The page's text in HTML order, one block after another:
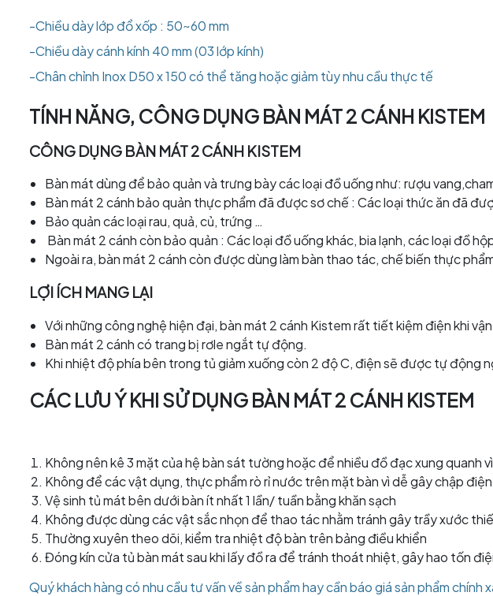
-Chiều dày lớp đổ xốp : 50~60 mm
-Chiều dày cánh kính 40 mm (03 lớp kính)
-Chân chỉnh Inox D50 x 150 có thể tăng hoặc giảm tùy nhu cầu thực tế
TÍNH NĂNG, CÔNG DỤNG BÀN MÁT 2 CÁNH KISTEM
CÔNG DỤNG BÀN MÁT 2 CÁNH KISTEM
Bàn mát dùng để bảo quản và trưng bày các loại đồ uống như: rượu
Bàn mát 2 cánh bảo quản thực phẩm đã được sơ chế : Các loại thức ăn đã
Bảo quản các loại rau, quả, củ, trứng …
Bàn mát 2 cánh còn bảo quản : Các loại đồ uống khác, bia lạnh, các loại đồ
Ngoài ra, bàn mát 2 cánh còn được dùng làm bàn thao tác, chế biến thực
LỢI ÍCH MANG LẠI
Với những công nghệ hiện đại, bàn mát 2 cánh Kistem rất tiết kiệm điện khi
Bàn mát 2 cánh có trang bị rơle ngắt tự động.
Khi nhiệt độ phía bên trong tủ giảm xuống còn 2 độ C, điện sẽ được tự động
CÁC LƯU Ý KHI SỬ DỤNG BÀN MÁT 2 CÁNH KISTEM
Không nên kê 3 mặt của hệ bàn sát tường hoặc để nhiều đồ đạc xung
Không để các vật dụng, thực phẩm rò rỉ nước trên mặt bàn vì dễ gây chập điện
Vệ sinh tủ mát bên dưới bàn ít nhất 1 lần/ tuần bằng khăn sạch
Không được dùng các vật sắc nhọn để thao tác nhằm tránh gây trầy xước
Thường xuyên theo dõi, kiểm tra nhiệt độ bàn trên bảng điều khiển
Đóng kín cửa tủ bàn mát sau khi lấy đồ ra để tránh thoát nhiệt, gây hao tốn
Quý khách hàng có nhu cầu tư vấn về sản phẩm hay cần báo giá sản phẩm